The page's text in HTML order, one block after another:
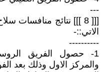
---
[[[ 8 ]]] نتائج منافسات
الاتي::-
----------
1- حصول الفريق
والمركز الاول وذلك بعد